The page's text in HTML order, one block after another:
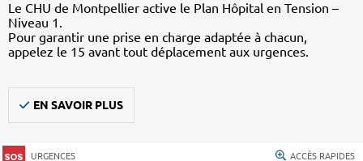
Le CHU de Montpellier active le Plan Hôpital en Tension –
Niveau 1.
Pour garantir une prise en charge adaptée à chacun,
appelez le 15 avant tout déplacement aux urgences.
EN SAVOIR PLUS
URGENCES ACCÈS RAPIDES